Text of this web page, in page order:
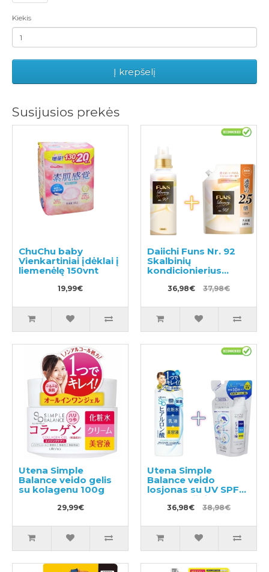
Kiekis
Į krepšelį
Susijusios prekės
ChuChu baby
Vienkartiniai įdėklai į
liemenėlę 150vnt
19,99€
Daiichi Funs Nr. 92
Skalbinių
kondicionierius
600ml + papildymas
1200ml36,98€ 37,98€
Utena Simple
Balance veido gelis
su kolagenu 100g
29,99€
Utena Simple
Balance veido
losjonas su UV SPF5
220ml + užpildu
200ml36,98€ 38,98€